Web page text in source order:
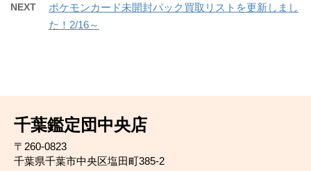
NEXT
ポケモンカード未開封パック買取リストを更新しまし
た！2/16～
千葉鑑定団中央店
〒260-0823
千葉県千葉市中央区塩田町385-2